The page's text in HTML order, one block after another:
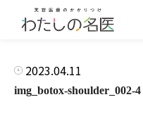
2023.04.11
img_botox-shoulder_002-4